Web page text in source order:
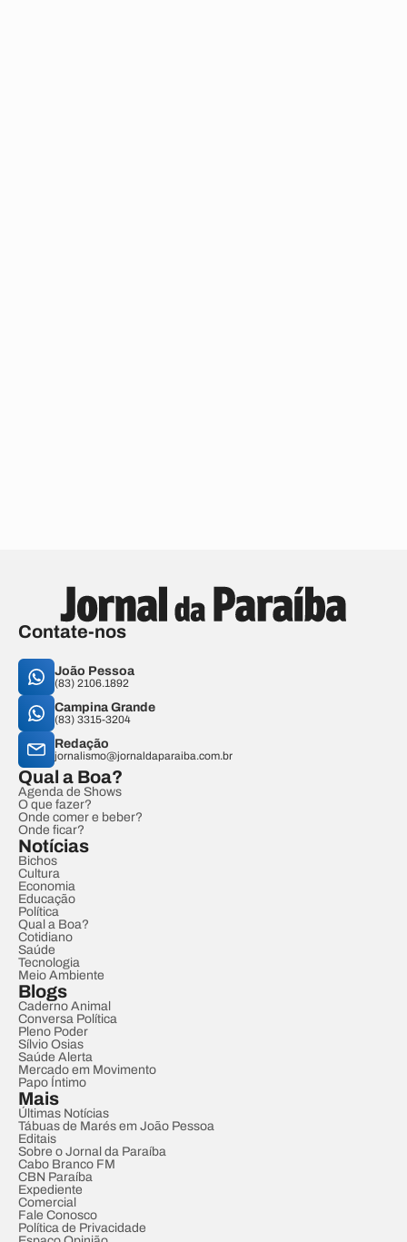
Contate-nos
João Pessoa
(83) 2106.1892
Campina Grande
(83) 3315-3204
Redação
jornalismo@jornaldaparaiba.com.br
Qual a Boa?
Agenda de Shows
O que fazer?
Onde comer e beber?
Onde ficar?
Notícias
Bichos
Cultura
Economia
Educação
Política
Qual a Boa?
Cotidiano
Saúde
Tecnologia
Meio Ambiente
Blogs
Caderno Animal
Conversa Política
Pleno Poder
Sílvio Osias
Saúde Alerta
Mercado em Movimento
Papo Íntimo
Mais
Últimas Notícias
Tábuas de Marés em João Pessoa
Editais
Sobre o Jornal da Paraíba
Cabo Branco FM
CBN Paraíba
Expediente
Comercial
Fale Conosco
Política de Privacidade